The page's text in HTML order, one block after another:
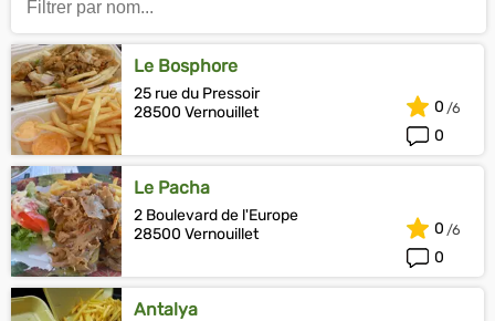
Le Bosphore
25 rue du Pressoir
28500 Vernouillet
0
0
Le Pacha
2 Boulevard de l'Europe
28500 Vernouillet
0
0
Antalya